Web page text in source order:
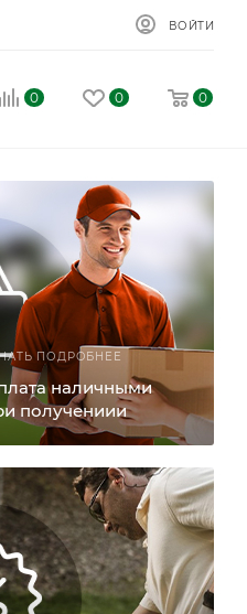
ВОЙТИ
0 0 0
Доставим
на дачу!
Доставка по всей
Быстро, надёжно,
ПЕРЕЙТИ К ДОСТАВКЕ
ПОДРОБНЕЕ
наличными
получениии